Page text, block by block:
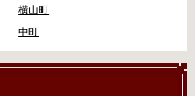
横山町
中町